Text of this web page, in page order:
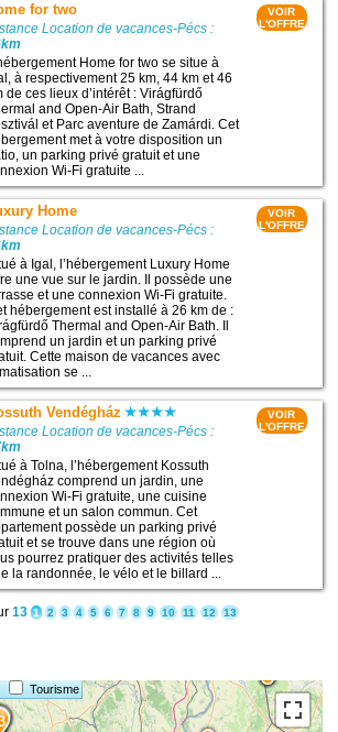
for two
Location de vacances-Pécs :
Home for two se situe à
à respectivement 25 km, 44 km et 46
de ces lieux d’intérêt : Virágfürdő
and Open-Air Bath, Strand
et Parc aventure de Zamárdi. Cet
met à votre disposition un
un parking privé gratuit et une
Wi-Fi gratuite ...
VOIR
L'OFFRE
Home
Location de vacances-Pécs :
à Igal, l’hébergement Luxury Home
une vue sur le jardin. Il possède une
et une connexion Wi-Fi gratuite.
hébergement est installé à 26 km de :
Thermal and Open-Air Bath. Il
un jardin et un parking privé
Cette maison de vacances avec
se ...
VOIR
L'OFFRE
Vendégház
Location de vacances-Pécs :
à Tolna, l’hébergement Kossuth
comprend un jardin, une
Wi-Fi gratuite, une cuisine
et un salon commun. Cet
possède un parking privé
et se trouve dans une région où
pourrez pratiquer des activités telles
la randonnée, le vélo et le billard ...
VOIR
L'OFFRE
13 1 2 3 4 5 6 7 8 9 10 11 12 13
Tourisme